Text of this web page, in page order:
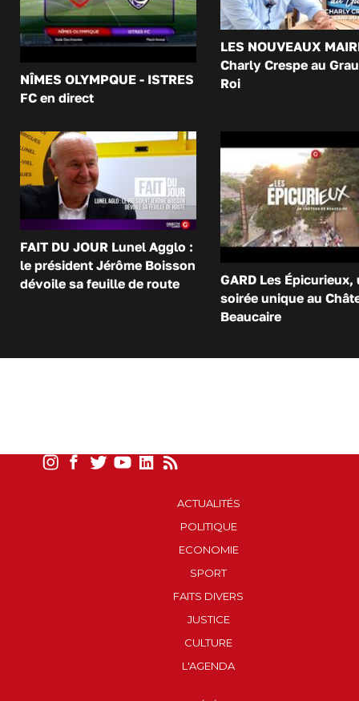
NÎMES OLYMPQUE - ISTRES
FC en direct
LES NOUVEAUX
Charly Crespe au
Roi
FAIT DU JOUR Lunel Agglo :
le président Jérôme Boisson
dévoile sa feuille de route
GARD Les Épicurieux,
soirée unique au
Beaucaire
ACTUALITÉS
POLITIQUE
ECONOMIE
SPORT
FAITS DIVERS
JUSTICE
CULTURE
L'AGENDA